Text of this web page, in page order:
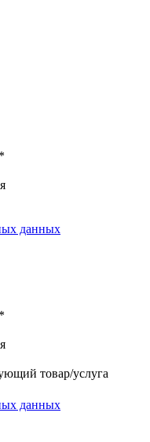
*
данных
*
товар/услуга
данных